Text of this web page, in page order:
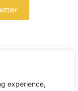
experience,